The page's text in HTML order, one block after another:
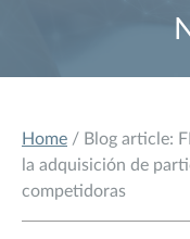
Home / Blog article:
la adquisición de
competidoras